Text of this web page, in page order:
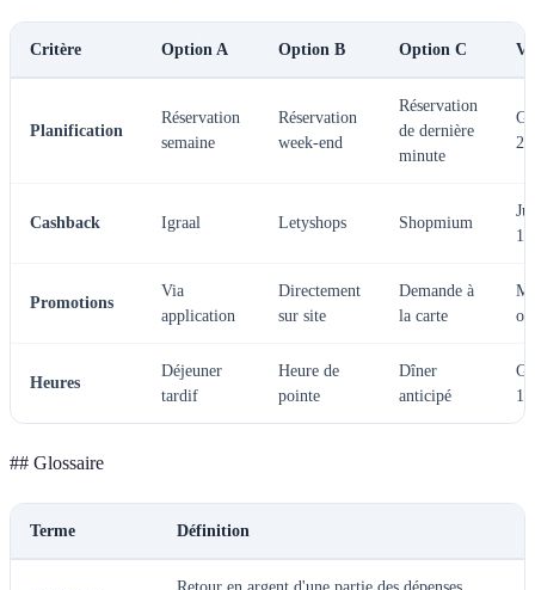
Critère Option A Option B Option C
Planification
Réservation
semaine
Réservation
week-end
Réservation
de dernière
minute
Cashback Igraal Letyshops Shopmium
Promotions
Via
application
Directement
sur site
Demande à
la carte
Heures
Déjeuner
tardif
Heure de
pointe
Dîner
anticipé
## Glossaire
Terme Définition